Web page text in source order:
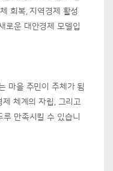
회복, 지역경제 활성
로운 대안경제 모델입
마을 주민이 주체가 됨
체계의 자립, 그리고
만족시킬 수 있습니